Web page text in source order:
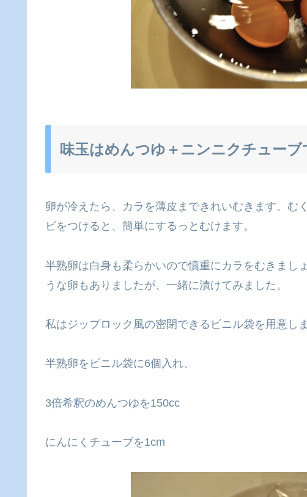
味玉はめんつゆ＋ニンニクチューブ
卵が冷えたら、カラを薄皮まできれいむきます。む
ビをつけると、簡単にするっとむけます。
半熟卵は白身も柔らかいので慎重にカラをむきまし
うな卵もありましたが、一緒に漬けてみました。
私はジップロック風の密閉できるビニル袋を用意しま
半熟卵をビニル袋に6個入れ、
3倍希釈のめんつゆを150cc
にんにくチューブを1cm